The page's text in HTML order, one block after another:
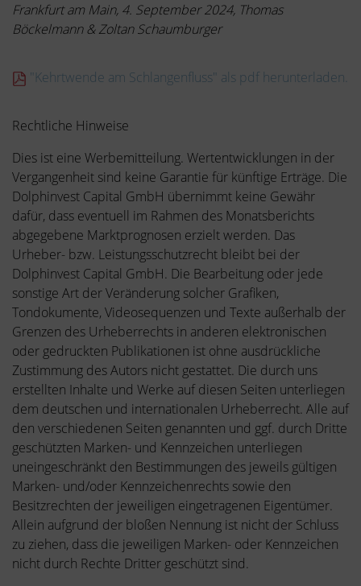
Frankfurt am Main, 4. September 2024, Thomas
Böckelmann & Zoltan Schaumburger
"Kehrtwende am Schlangenfluss" als pdf herunterladen.
Rechtliche Hinweise
Dies ist eine Werbemitteilung. Wertentwicklungen in der
Vergangenheit sind keine Garantie für künftige Erträge. Die
Dolphinvest Capital GmbH übernimmt keine Gewähr
dafür, dass eventuell im Rahmen des Monatsberichts
abgegebene Marktprognosen erzielt werden. Das
Urheber- bzw. Leistungsschutzrecht bleibt bei der
Dolphinvest Capital GmbH. Die Bearbeitung oder jede
sonstige Art der Veränderung solcher Grafiken,
Tondokumente, Videosequenzen und Texte außerhalb der
Grenzen des Urheberrechts in anderen elektronischen
oder gedruckten Publikationen ist ohne ausdrückliche
Zustimmung des Autors nicht gestattet. Die durch uns
erstellten Inhalte und Werke auf diesen Seiten unterliegen
dem deutschen und internationalen Urheberrecht. Alle auf
den verschiedenen Seiten genannten und ggf. durch Dritte
geschützten Marken- und Kennzeichen unterliegen
uneingeschränkt den Bestimmungen des jeweils gültigen
Marken- und/oder Kennzeichenrechts sowie den
Besitzrechten der jeweiligen eingetragenen Eigentümer.
Allein aufgrund der bloßen Nennung ist nicht der Schluss
zu ziehen, dass die jeweiligen Marken- oder Kennzeichen
nicht durch Rechte Dritter geschützt sind.